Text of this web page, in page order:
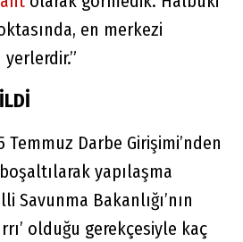
en merkezi
Temmuz Darbe Girişimi’nden
yapılaşma
Savunma Bakanlığı’nın
olduğu gerekçesiyle kaç